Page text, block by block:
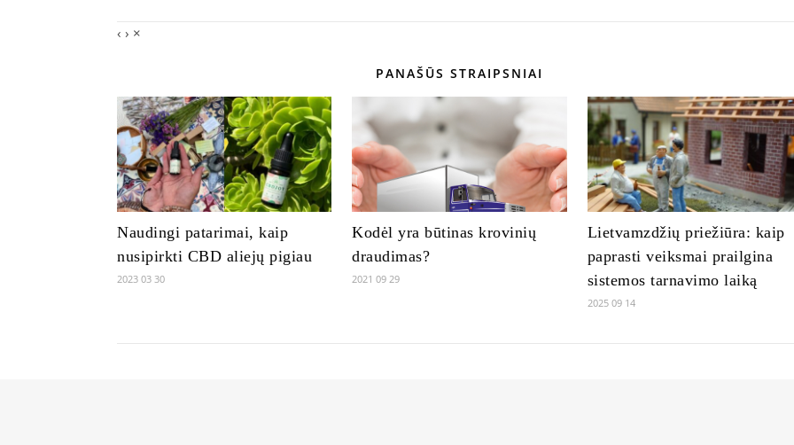
‹ › ×
PANAŠŪS STRAIPSNIAI
Naudingi patarimai, kaip
nusipirkti CBD aliejų pigiau
2023 03 30
Kodėl yra būtinas krovinių
draudimas?
2021 09 29
Lietvamzdžių priežiūra: kaip
paprasti veiksmai prailgina
sistemos tarnavimo laiką
2025 09 14